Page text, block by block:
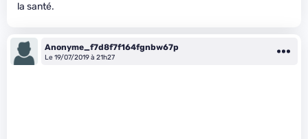
la santé.
Anonyme_f7d8f7f164fgnbw67p
Le 19/07/2019 à 21h27